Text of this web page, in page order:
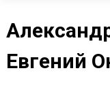
Евгений